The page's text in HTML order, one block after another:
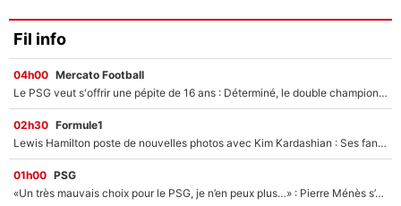
Fil info
04h00 Mercato Football
Le PSG veut s'offrir une pépite de 16 ans : Déterminé, le double champion d'Europe en titre est prêt à lâcher 40M€ pour celui que l'on compare déjà à Vinicius Jr !
02h30 Formule1
Lewis Hamilton poste de nouvelles photos avec Kim Kardashian : Ses fans le voient déjà redevenir champion du monde de F1 grâce à elle !
01h00 PSG
«Un très mauvais choix pour le PSG, je n’en peux plus…» : Pierre Ménès s’est complètement trompé avec Luis Enrique et ces déclarations le prouvent !